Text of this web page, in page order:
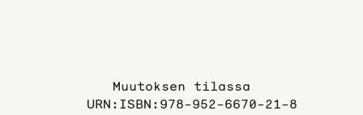
Muutoksen tilassa
URN:ISBN:978-952-6670-21-8